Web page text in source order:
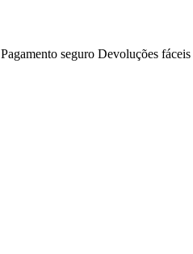
Pagamento seguro Devoluções fáceis